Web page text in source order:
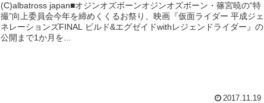
(C)albatross japan■オジンオズボーンオジンオズボーン・篠宮暁の“特
撮”向上委員会今年を締めくくるお祭り、映画『仮面ライダー 平成ジェ
ネレーションズFINAL ビルド&エグゼイドwithレジェンドライダー』の
公開まで1か月を...
2017.11.19